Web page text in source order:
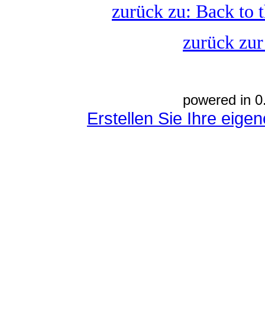
zurück zu: Back to
zurück
powered in
Erstellen Sie Ihre